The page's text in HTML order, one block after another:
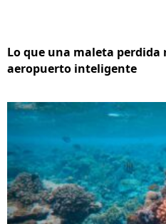
Lo que una maleta perdida
aeropuerto inteligente